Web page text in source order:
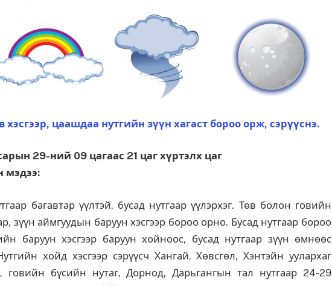
хэсгээр, цаашдаа нутгийн зүүн хагаст бороо орж, сэрүүснэ.
29-ний 09 цагаас 21 цаг хүртэлх цаг
мэдээ:
багавтар үүлтэй, бусад нутгаар үүлэрхэг. Төв болон говийн
зүүн аймгуудын баруун хэсгээр бороо орно. Бусад нутгаар бороо
баруун хэсгээр баруун хойноос, бусад нутгаар зүүн өмнөөс
хойд хэсгээр сэрүүсч Хангай, Хөвсгөл, Хэнтэйн уулархаг
говийн бүсийн нутаг, Дорнод, Дарьгангын тал нутгаар 24-29